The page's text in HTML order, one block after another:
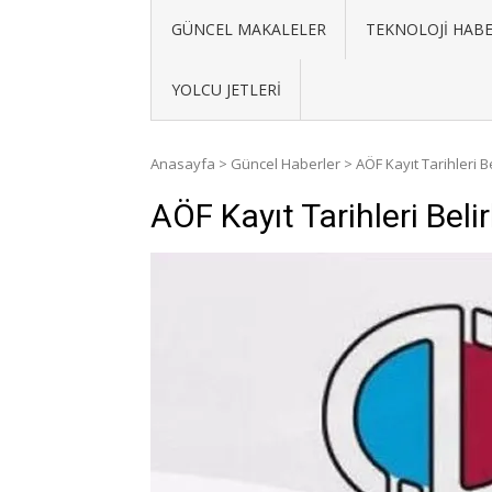
GÜNCEL MAKALELER TEKNOLOJI
YOLCU JETLERI
Anasayfa > Güncel Haberler > AÖF Kayıt Tarihleri
AÖF Kayıt Tarihleri